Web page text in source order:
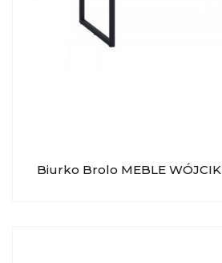
Biurko Brolo MEBLE WÓJCIK